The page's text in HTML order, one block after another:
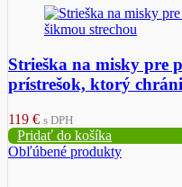
Strieška na misky pre
prístrešok, ktorý
119 € s DPH
Pridať do košíka
Obľúbené produkty